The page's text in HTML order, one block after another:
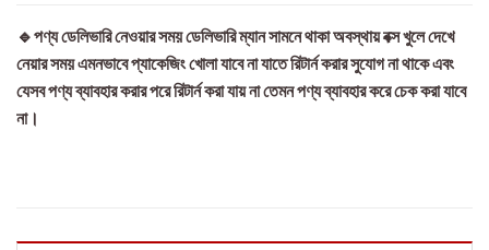
🔹পণ্য ডেলিভারি নেওয়ার সময় ডেলিভারি ম্যান সামনে থাকা অবস্থায় বক্স খুলে দেখে
নেয়ার সময় এমনভাবে প্যাকেজিং খোলা যাবে না যাতে রিটার্ন করার সুযোগ না থাকে এবং
যেসব পণ্য ব্যাবহার করার পরে রিটার্ন করা যায় না তেমন পণ্য ব্যাবহার করে চেক করা যাবে
না।